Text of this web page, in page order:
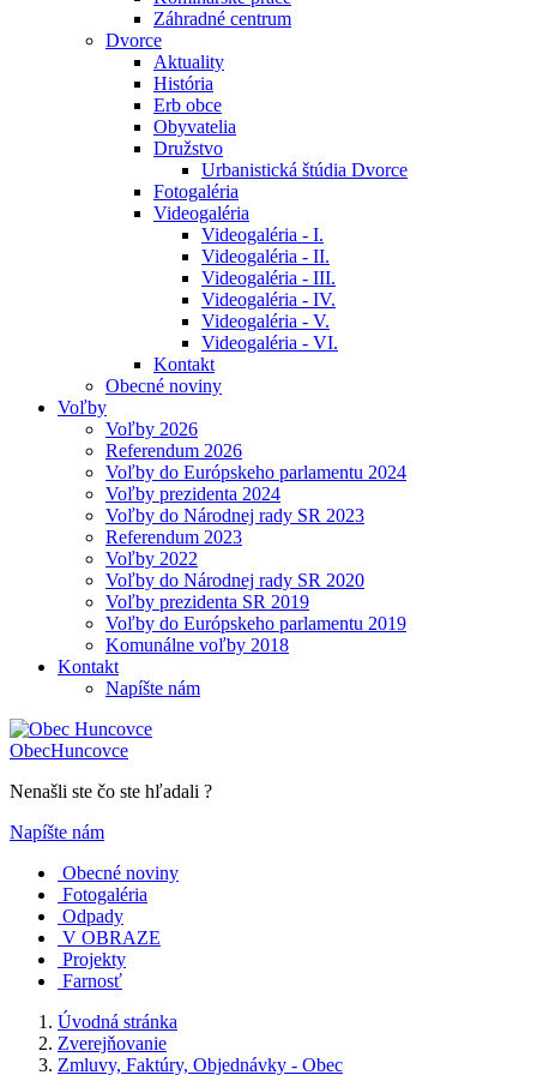
Záhradné centrum
Dvorce
Aktuality
História
Erb obce
Obyvatelia
Družstvo
Urbanistická štúdia Dvorce
Fotogaléria
Videogaléria
Videogaléria - I.
Videogaléria - II.
Videogaléria - III.
Videogaléria - IV.
Videogaléria - V.
Videogaléria - VI.
Kontakt
Obecné noviny
Voľby
Voľby 2026
Referendum 2026
Voľby do Európskeho parlamentu 2024
Voľby prezidenta 2024
Voľby do Národnej rady SR 2023
Referendum 2023
Voľby 2022
Voľby do Národnej rady SR 2020
Voľby prezidenta SR 2019
Voľby do Európskeho parlamentu 2019
Komunálne voľby 2018
Kontakt
Napíšte nám
ObecHuncovce
Nenašli ste čo ste hľadali ?
Napíšte nám
Obecné noviny
Fotogaléria
Odpady
V OBRAZE
Projekty
Farnosť
Úvodná stránka
Zverejňovanie
Zmluvy, Faktúry, Objednávky - Obec